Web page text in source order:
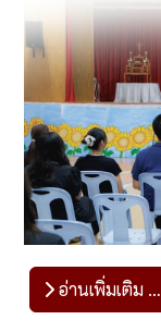
อ่านเพิ่มเติม …